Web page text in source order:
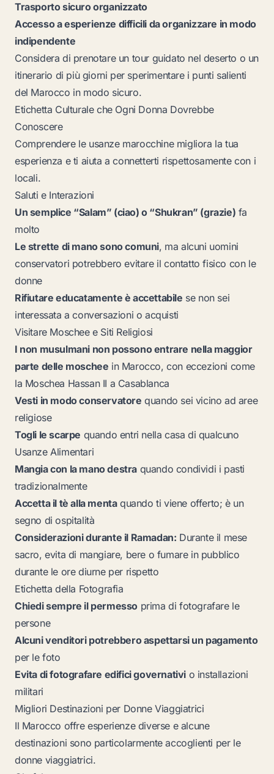
Trasporto sicuro organizzato
Accesso a esperienze difficili da organizzare in modo
indipendente
Considera di prenotare un tour guidato nel deserto o un
itinerario di più giorni per sperimentare i punti salienti
del Marocco in modo sicuro.
Etichetta Culturale che Ogni Donna Dovrebbe
Conoscere
Comprendere le usanze marocchine migliora la tua
esperienza e ti aiuta a connetterti rispettosamente con i
locali.
Saluti e Interazioni
Un semplice “Salam” (ciao) o “Shukran” (grazie) fa
molto
Le strette di mano sono comuni, ma alcuni uomini
conservatori potrebbero evitare il contatto fisico con le
donne
Rifiutare educatamente è accettabile se non sei
interessata a conversazioni o acquisti
Visitare Moschee e Siti Religiosi
I non musulmani non possono entrare nella maggior
parte delle moschee in Marocco, con eccezioni come
la Moschea Hassan II a Casablanca
Vesti in modo conservatore quando sei vicino ad aree
religiose
Togli le scarpe quando entri nella casa di qualcuno
Usanze Alimentari
Mangia con la mano destra quando condividi i pasti
tradizionalmente
Accetta il tè alla mentaquando ti viene offerto; è un
segno di ospitalità
Considerazioni durante il Ramadan: Durante il mese
sacro, evita di mangiare, bere o fumare in pubblico
durante le ore diurne per rispetto
Etichetta della Fotografia
Chiedi sempre il permesso prima di fotografare le
persone
Alcuni venditori potrebbero aspettarsi un pagamento
per le foto
Evita di fotografare edifici governativi o installazioni
militari
Migliori Destinazioni per Donne Viaggiatrici
Il Marocco offre esperienze diverse e alcune
destinazioni sono particolarmente accoglienti per le
donne viaggiatrici.